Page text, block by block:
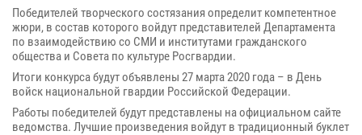
Победителей творческого состязания определит компетентное
жюри, в состав которого войдут представителей Департамента
по взаимодействию со СМИ и институтами гражданского
общества и Совета по культуре Росгвардии.
Итоги конкурса будут объявлены 27 марта 2020 года – в День
войск национальной гвардии Российской Федерации.
Работы победителей будут представлены на официальном сайте
ведомства. Лучшие произведения войдут в традиционный буклет